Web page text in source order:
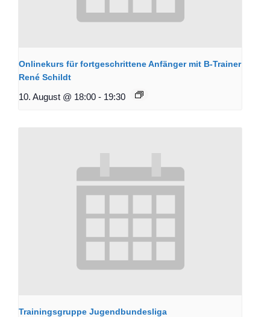
Onlinekurs für fortgeschrittene Anfänger mit B-Trainer
René Schildt
10. August @ 18:00 - 19:30
Trainingsgruppe Jugendbundesliga